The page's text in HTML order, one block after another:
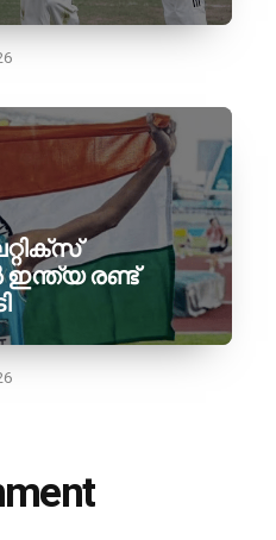
ഇന്ത്യ രണ്ട്